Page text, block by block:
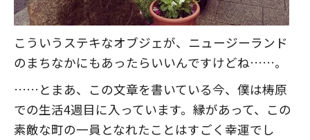
こういうステキなオブジェが、ニュージーランド
のまちなかにもあったらいいんですけどね……。
……とまあ、この文章を書いている今、僕は梼原
での生活4週目に入っています。縁があって、この
素敵な町の一員となれたことはすごく幸運でし